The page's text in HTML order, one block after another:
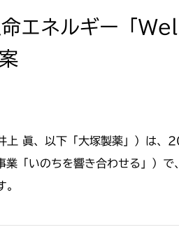
エネルギー「
眞、以下「大塚製薬」）は、
業「いのちを響き合わせる」）
。